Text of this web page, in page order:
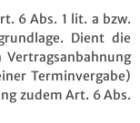
6 Abs. 1 lit. a bzw.
Dient die
Terminvergabe)
zudem Art. 6 Abs.